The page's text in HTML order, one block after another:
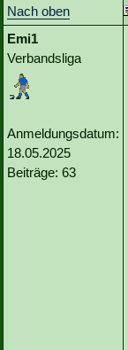
Nach oben
Emi1
Verbandsliga
Anmeldungsdatum:
18.05.2025
Beiträge: 63